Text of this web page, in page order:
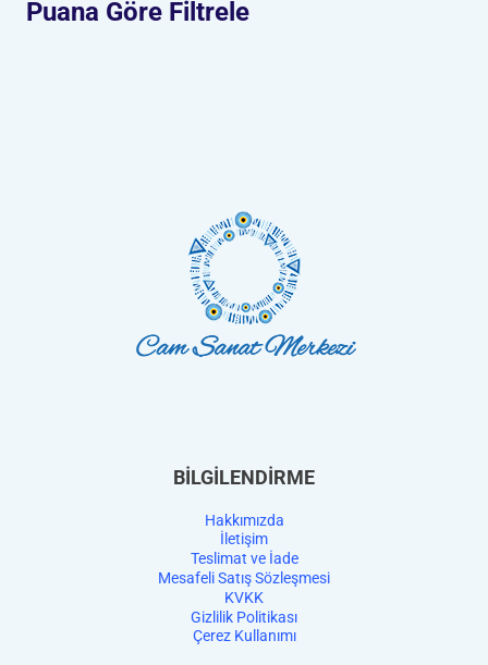
Puana Göre Filtrele
BİLGİLENDİRME
Hakkımızda
İletişim
Teslimat ve İade
Mesafeli Satış Sözleşmesi
KVKK
Gizlilik Politikası
Çerez Kullanımı